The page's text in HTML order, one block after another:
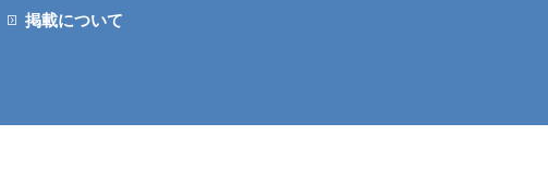
掲載について